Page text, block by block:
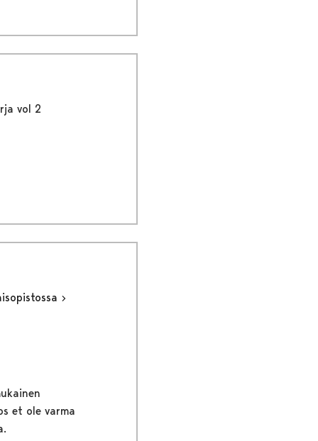
vol 2
et ole varma